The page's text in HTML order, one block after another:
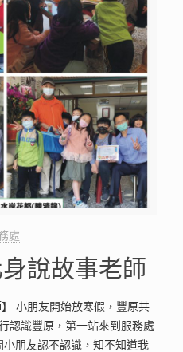
處
說故事老師
小朋友開始放寒假，豐原共
認識豐原，第一站來到服務處
朋友認不認識，知不知道我